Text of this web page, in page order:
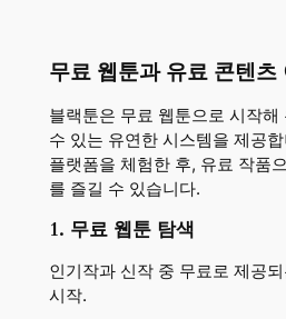
무료 웹툰과 유료 콘텐츠
블랙툰은 무료 웹툰으로 시작
수 있는 유연한 시스템을 제공
플랫폼을 체험한 후, 유료 작품
를 즐길 수 있습니다.
1. 무료 웹툰 탐색
인기작과 신작 중 무료로 제공
시작.